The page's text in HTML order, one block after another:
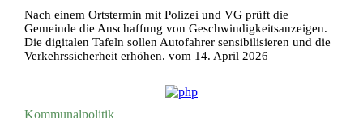
Nach einem Ortstermin mit Polizei und VG prüft die
Gemeinde die Anschaffung von Geschwindigkeitsanzeigen.
Die digitalen Tafeln sollen Autofahrer sensibilisieren und die
Verkehrssicherheit erhöhen. vom 14. April 2026
Kommunalpolitik